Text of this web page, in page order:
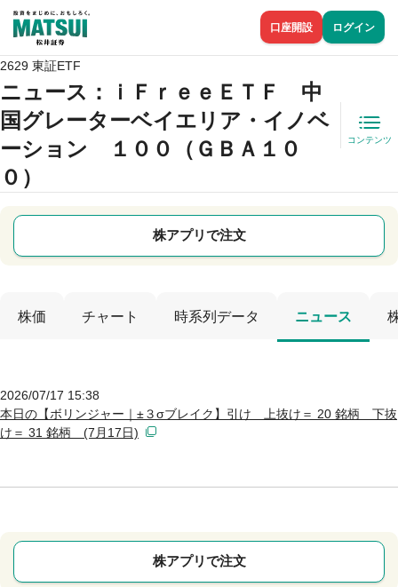
口座開設 ログイン
2629 東証ETF
ニュース ：ｉＦｒｅｅＥＴＦ 中
国グレーターベイエリア・イノベ
ーション １００（ＧＢＡ１０
０）
コンテンツ
株アプリで注文
株価 チャート 時系列データ ニュース
2026/07/17 15:38
本日の【ボリンジャー｜±３σブレイク】引け 上抜け＝ 20 銘柄 下抜
け＝ 31 銘柄 (7月17日)
株アプリで注文